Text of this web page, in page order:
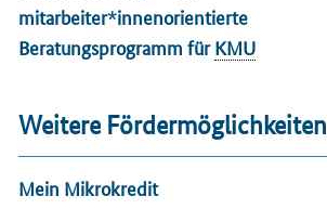
mitarbeiter*innenorientierte
Beratungsprogramm fürKMU
Weitere Fördermöglichkeiten
Mein Mikrokredit